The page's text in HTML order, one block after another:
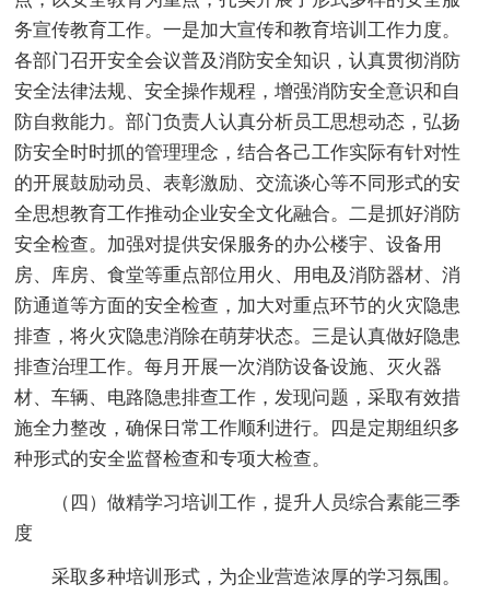
务宣传教育工作。一是加大宣传和教育培训工作力度。
各部门召开安全会议普及消防安全知识，认真贯彻消防
安全法律法规、安全操作规程，增强消防安全意识和自
防自救能力。部门负责人认真分析员工思想动态，弘扬
防安全时时抓的管理理念，结合各己工作实际有针对性
的开展鼓励动员、表彰激励、交流谈心等不同形式的安
全思想教育工作推动企业安全文化融合。二是抓好消防
安全检查。加强对提供安保服务的办公楼宇、设备用
房、库房、食堂等重点部位用火、用电及消防器材、消
防通道等方面的安全检查，加大对重点环节的火灾隐患
排查，将火灾隐患消除在萌芽状态。三是认真做好隐患
排查治理工作。每月开展一次消防设备设施、灭火器
材、车辆、电路隐患排查工作，发现问题，采取有效措
施全力整改，确保日常工作顺利进行。四是定期组织多
种形式的安全监督检查和专项大检查。
（四）做精学习培训工作，提升人员综合素能三季
度
采取多种培训形式，为企业营造浓厚的学习氛围。